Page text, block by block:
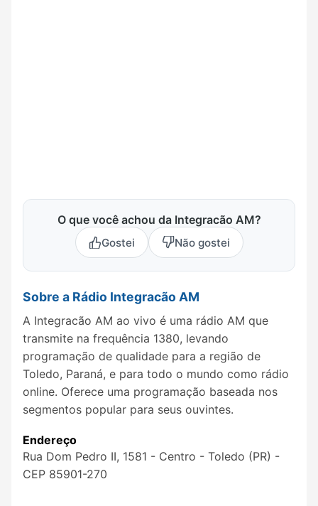
O que você achou da Integracão AM?
Gostei Não gostei
Sobre a Rádio Integracão AM
A Integracão AM ao vivo é uma rádio AM que
transmite na frequência 1380, levando
programação de qualidade para a região de
Toledo, Paraná, e para todo o mundo como rádio
online. Oferece uma programação baseada nos
segmentos popular para seus ouvintes.
Endereço
Rua Dom Pedro II, 1581 - Centro - Toledo (PR) -
CEP 85901-270